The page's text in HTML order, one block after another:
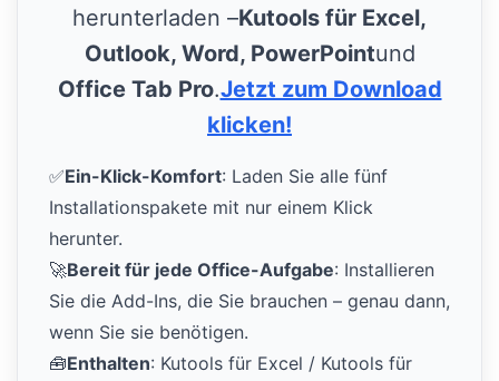
herunterladen –Kutools für Excel,
Outlook, Word, PowerPointund
Office Tab Pro.Jetzt zum Download
klicken!
✅Ein-Klick-Komfort: Laden Sie alle fünf
Installationspakete mit nur einem Klick
herunter.
🚀Bereit für jede Office-Aufgabe: Installieren
Sie die Add-Ins, die Sie brauchen – genau dann,
wenn Sie sie benötigen.
🧰Enthalten: Kutools für Excel / Kutools für